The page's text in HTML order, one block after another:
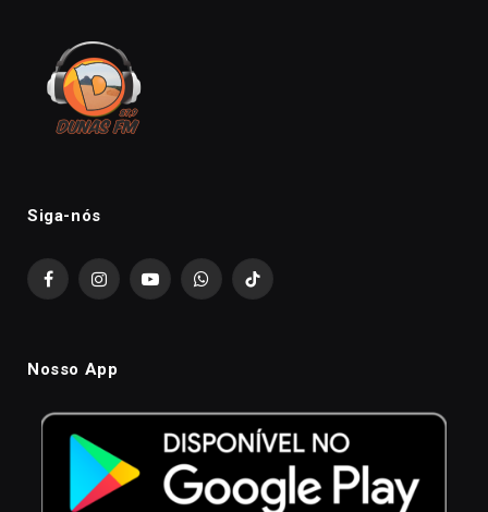
Siga-nós
FacebookInstagramYouTubeWhatsAppTikTok
Nosso App